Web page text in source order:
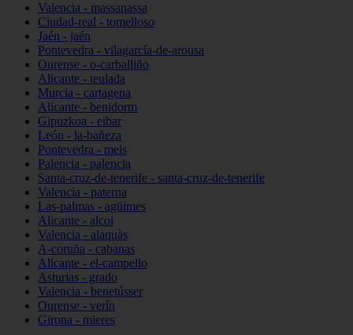
Valencia - massanassa
Ciudad-real - tomelloso
Jaén - jaén
Pontevedra - vilagarcía-de-arousa
Ourense - o-carballiño
Alicante - teulada
Murcia - cartagena
Alicante - benidorm
Gipuzkoa - eibar
León - la-bañeza
Pontevedra - meis
Palencia - palencia
Santa-cruz-de-tenerife - santa-cruz-de-tenerife
Valencia - paterna
Las-palmas - agüimes
Alicante - alcoi
Valencia - alaquàs
A-coruña - cabanas
Alicante - el-campello
Asturias - grado
Valencia - benetússer
Ourense - verín
Girona - mieres